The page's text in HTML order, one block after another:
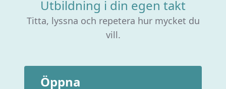
Utbildning i din egen takt
Titta, lyssna och repetera hur mycket du
vill.
Öppna